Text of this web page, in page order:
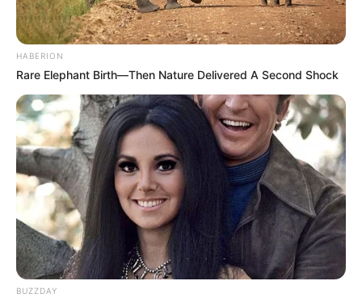
(foto: instagram/andiannsyah)
3. Menyegarkan diri sejenak dengan melakukan hobinya,
mendaki gunung
HABERION
Rare Elephant Birth—Then Nature Delivered A Second Shock
BUZZDAY